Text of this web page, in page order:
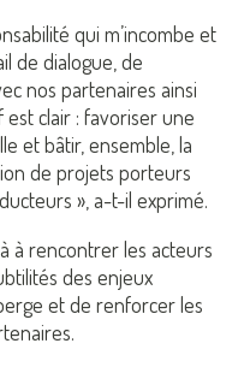
qui m’incombe et
de dialogue, de
nos partenaires ainsi
clair : favoriser une
et bâtir, ensemble, la
de projets porteurs
», a-t-il exprimé.
à rencontrer les acteurs
des enjeux
et de renforcer les